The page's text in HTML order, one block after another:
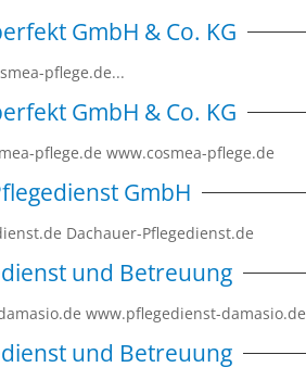
GmbH & Co. KG
pflege.de...
GmbH & Co. KG
pflege.de www.cosmea-pflege.de
GmbH
Dachauer-Pflegedienst.de
und Betreuung
www.pflegedienst-damasio.de
und Betreuung